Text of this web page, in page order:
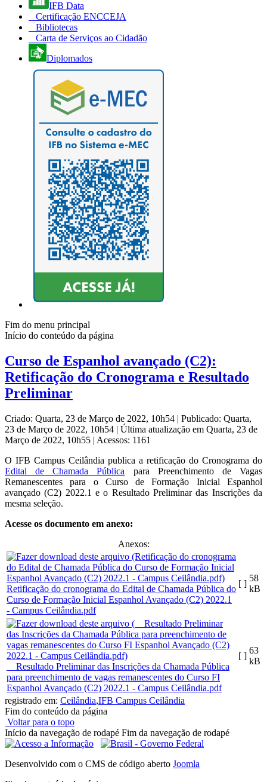
IFB Data
Certificação ENCCEJA
Bibliotecas
Carta de Serviços ao Cidadão
Diplomados
Fim do menu principal
Início do conteúdo da página
Curso de Espanhol avançado (C2):
Retificação do Cronograma e Resultado
Preliminar
Criado: Quarta, 23 de Março de 2022, 10h54 | Publicado: Quarta,
23 de Março de 2022, 10h54 | Última atualização em Quarta, 23 de
Março de 2022, 10h55 | Acessos: 1161
O IFB Campus Ceilândia publica a retificação do Cronograma do
Edital de Chamada Pública para Preenchimento de Vagas
Remanescentes para o Curso de Formação Inicial Espanhol
avançado (C2) 2022.1 e o Resultado Preliminar das Inscrições da
mesma seleção.
Acesse os documento em anexo:
Anexos:
Retificação do cronograma do Edital de Chamada Pública do
Curso de Formação Inicial Espanhol Avançado (C2) 2022.1
- Campus Ceilândia.pdf
[ ]
58
kB
__Resultado Preliminar das Inscrições da Chamada Pública
para preenchimento de vagas remanescentes do Curso FI
Espanhol Avançado (C2) 2022.1 - Campus Ceilândia.pdf
[ ]
63
kB
registrado em: Ceilândia,IFB Campus Ceilândia
Fim do conteúdo da página
Voltar para o topo
Início da navegação de rodapé Fim da navegação de rodapé
Desenvolvido com o CMS de código aberto Joomla